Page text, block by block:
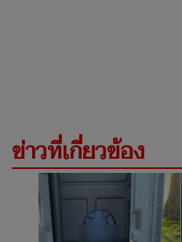
ข่าวที่เกี่ยวข้อง